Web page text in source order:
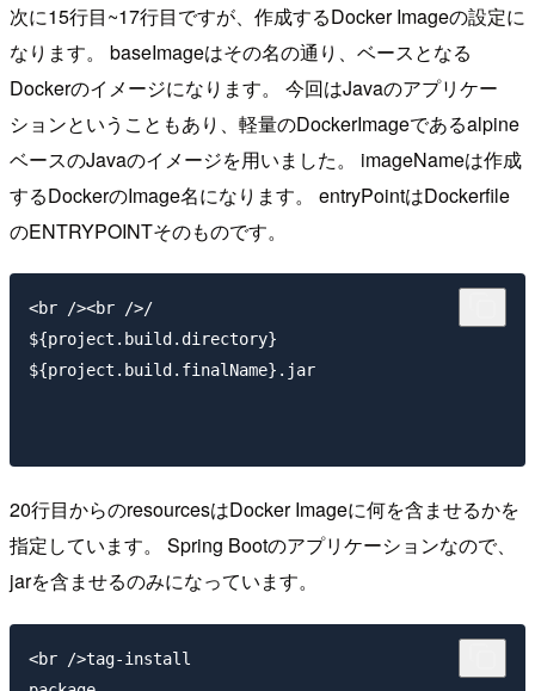
次に15行目~17行目ですが、作成するDocker Imageの設定に
なります。 baseImageはその名の通り、ベースとなる
Dockerのイメージになります。 今回はJavaのアプリケー
ションということもあり、軽量のDockerImageであるalpine
ベースのJavaのイメージを用いました。 imageNameは作成
するDockerのImage名になります。 entryPointはDockerfile
のENTRYPOINTそのものです。
<br /><br />/
${project.build.directory}
${project.build.finalName}.jar
20行目からのresourcesはDocker Imageに何を含ませるかを
指定しています。 Spring Bootのアプリケーションなので、
jarを含ませるのみになっています。
<br />tag-install